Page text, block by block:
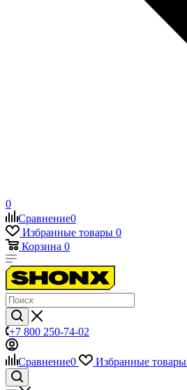
0
Сравнение0
Избранные товары 0
Корзина 0
+7 800 250-74-02
Сравнение0 Избранные товары